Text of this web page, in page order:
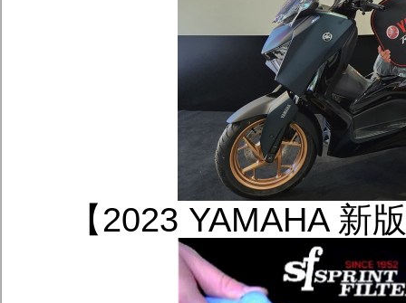
【2023 YAMAHA 新